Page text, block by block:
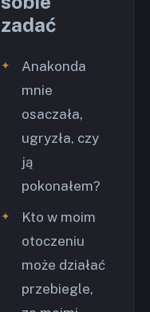
zadać
Anakonda
mnie
osaczała,
ugryzła, czy
ją
pokonałem?
Kto w moim
otoczeniu
może działać
przebiegle,